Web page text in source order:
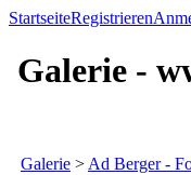
StartseiteRegistrieren
Galerie -
Galerie > Ad Berger -